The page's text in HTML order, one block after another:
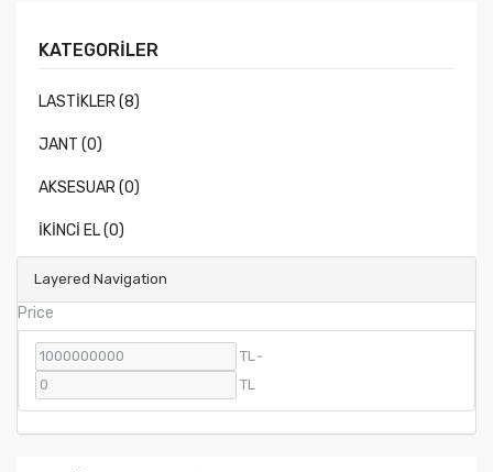
Layered Navigation
Price
TL-
TL
KATEGORILER
LASTİKLER (8)
JANT (0)
AKSESUAR (0)
İKİNCİ EL (0)